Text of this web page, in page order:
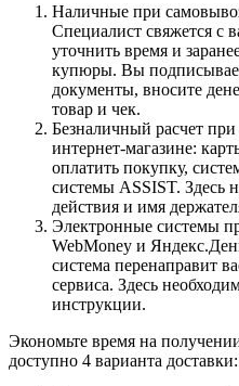
Наличные при
Специалист свяжется с
уточнить время и
купюры. Вы
документы, вносите
товар и чек.
Безналичный расчет
интернет-магазине:
оплатить покупку,
системы ASSIST. Здесь
действия и имя
Электронные системы
WebMoney и
система перенаправит
сервиса. Здесь
инструкции.
Экономьте время на
доступно 4 варианта доставки: